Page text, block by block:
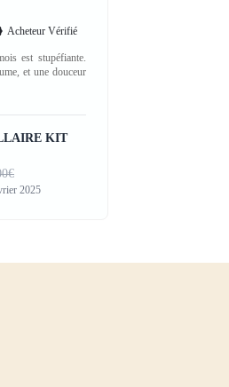
Acheteur Vérifié
est stupéfiante.
et une douceur
KIT
2025